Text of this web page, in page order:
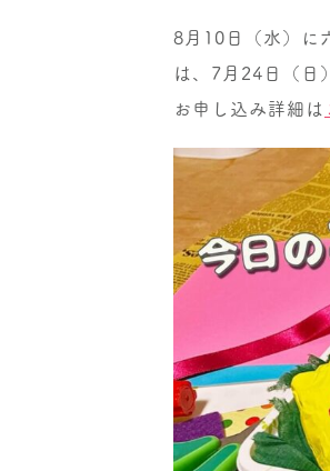
8月10日（水）に
は、7月24日（日
お申し込み詳細は